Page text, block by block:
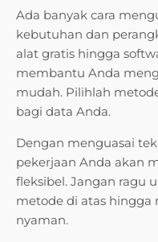
Ada banyak cara
kebutuhan dan
alat gratis hingga
membantu Anda
mudah. Pilihlah
bagi data Anda.
Dengan menguasai
pekerjaan Anda akan
fleksibel. Jangan ragu
metode di atas
nyaman.